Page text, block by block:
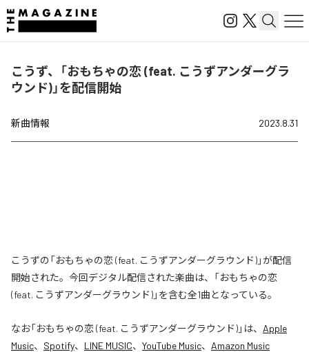
こうず、「おもちゃの恋 (feat. こうずアンダーグラ
ウンド)」を配信開始
新曲情報 2023.8.31
こうずの「おもちゃの恋 (feat. こうずアンダーグラウンド)」が配信
開始された。今回デジタル配信された楽曲は、「おもちゃの恋
(feat. こうずアンダーグラウンド)」を含む全1曲となっている。
なお「おもちゃの恋 (feat. こうずアンダーグラウンド)」は、 Apple
Music、 Spotify、 LINE MUSIC、 YouTube Music、 Amazon Music